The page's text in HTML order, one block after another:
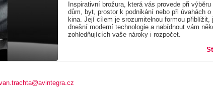
Inspirativní brožura, která vás provede při
dům, byt, prostor k podnikání nebo při úvahách
kina. Její cílem je srozumitelnou formou
dnešní moderní technologie a nabídnout vám
zohledňujících vaše nároky i rozpočet.